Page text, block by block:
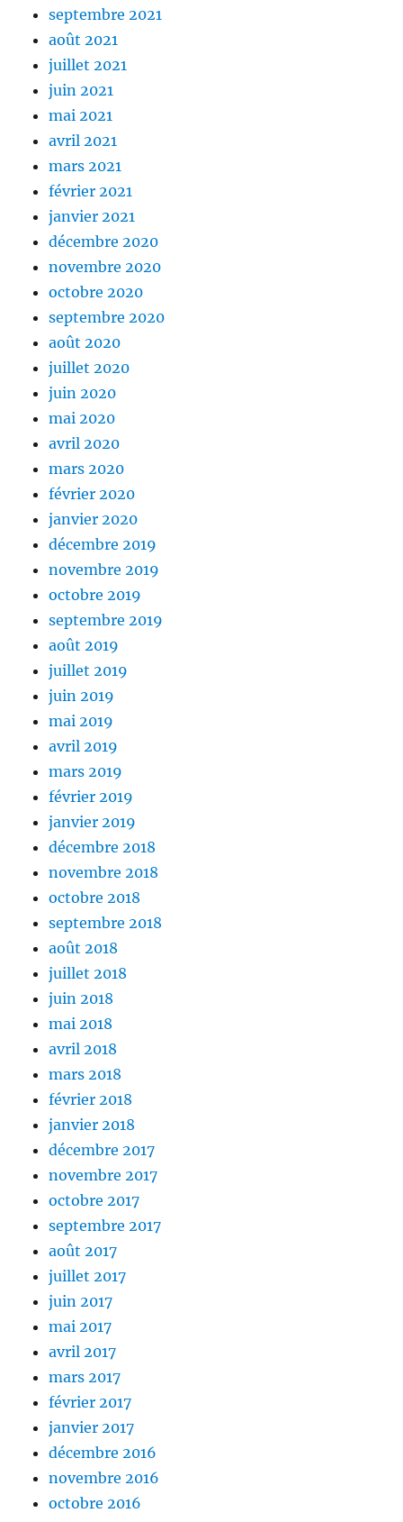
septembre 2021
août 2021
juillet 2021
juin 2021
mai 2021
avril 2021
mars 2021
février 2021
janvier 2021
décembre 2020
novembre 2020
octobre 2020
septembre 2020
août 2020
juillet 2020
juin 2020
mai 2020
avril 2020
mars 2020
février 2020
janvier 2020
décembre 2019
novembre 2019
octobre 2019
septembre 2019
août 2019
juillet 2019
juin 2019
mai 2019
avril 2019
mars 2019
février 2019
janvier 2019
décembre 2018
novembre 2018
octobre 2018
septembre 2018
août 2018
juillet 2018
juin 2018
mai 2018
avril 2018
mars 2018
février 2018
janvier 2018
décembre 2017
novembre 2017
octobre 2017
septembre 2017
août 2017
juillet 2017
juin 2017
mai 2017
avril 2017
mars 2017
février 2017
janvier 2017
décembre 2016
novembre 2016
octobre 2016